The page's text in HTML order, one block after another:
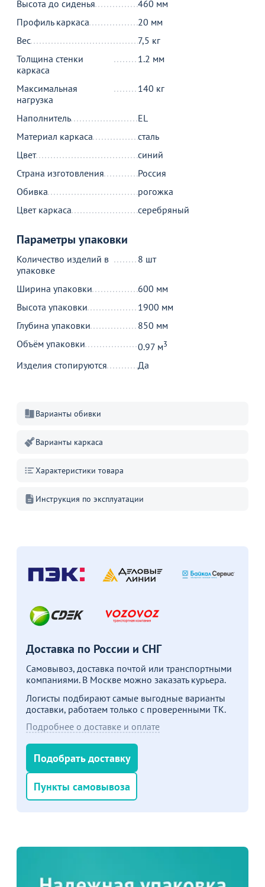
Высота до сиденья
460 мм
Профиль каркаса
20 мм
Вес
7,5 кг
Толщина стенки
каркаса
1.2 мм
Максимальная
нагрузка
140 кг
Наполнитель
EL
Материал каркаса
сталь
Цвет
синий
Страна изготовления
Россия
Обивка
рогожка
Цвет каркаса
серебряный
Параметры упаковки
Количество изделий в
упаковке
8 шт
Ширина упаковки
600 мм
Высота упаковки
1900 мм
Глубина упаковки
850 мм
Объём упаковки
0.97 м3
Изделия стопируются Да
Варианты обивки
Варианты каркаса
Характеристики товара
Инструкция по эксплуатации
Доставка по России и СНГ
Самовывоз, доставка почтой или транспортными
компаниями. В Москве можно заказать курьера.
Логисты подбирают самые выгодные варианты
доставки, работаем только с проверенными ТК.
Подробнее о доставке и оплате
Подобрать доставку
Пункты самовывоза
Стул Хит 20мм с подлокотниками, серый
от 2 480 ₽ 3 080 ₽
В корзине
Продолжить покупки
С этим товаром покупают